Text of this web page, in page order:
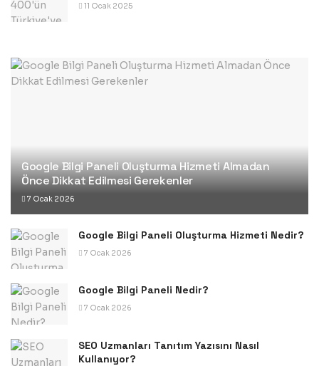
11 Ocak 2025
Google Bilgi Paneli Oluşturma Hizmeti Almadan
Önce Dikkat Edilmesi Gerekenler
7 Ocak 2026
Google Bilgi Paneli Oluşturma Hizmeti Nedir?
7 Ocak 2026
Google Bilgi Paneli Nedir?
7 Ocak 2026
SEO Uzmanları Tanıtım Yazısını Nasıl
Kullanıyor?